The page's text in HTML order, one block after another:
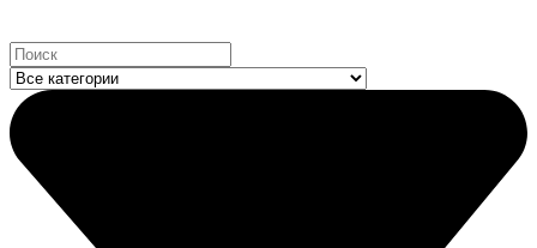
Search
...